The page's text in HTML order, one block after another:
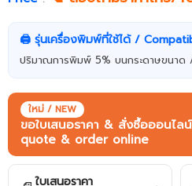
🖨️ รุ่นเครื่องพิมพ์ที่ใช้ได้ /
ปริมาณการพิมพ์ 5% บนกระดาษขนาด
ใหม่ / NEW
ขอใบเสนอราคา & สั่งซื้อออนไ
quote & order online
ใบเสนอราคา